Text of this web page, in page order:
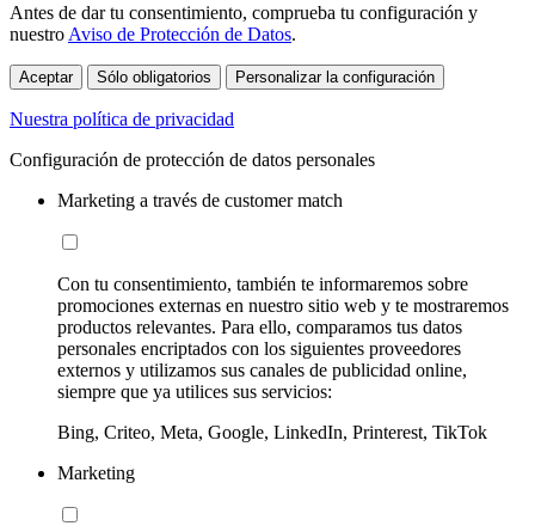
Antes de dar tu consentimiento, comprueba tu configuración y
nuestro Aviso de Protección de Datos.
Aceptar Sólo obligatorios Personalizar la configuración
Nuestra política de privacidad
Configuración de protección de datos personales
Marketing a través de customer match
Con tu consentimiento, también te informaremos sobre
promociones externas en nuestro sitio web y te mostraremos
productos relevantes. Para ello, comparamos tus datos
personales encriptados con los siguientes proveedores
externos y utilizamos sus canales de publicidad online,
siempre que ya utilices sus servicios:
Bing, Criteo, Meta, Google, LinkedIn, Printerest, TikTok
Marketing